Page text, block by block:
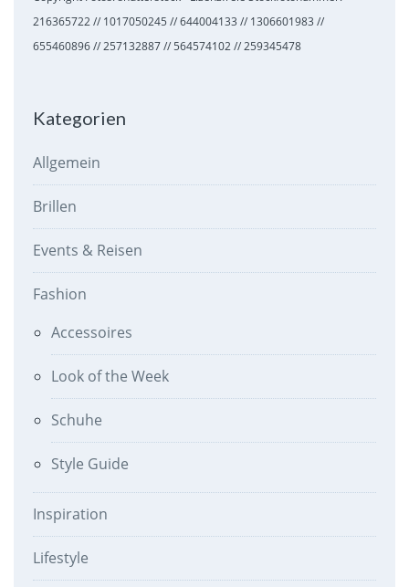
216365722 // 1017050245 // 644004133 // 1306601983 //
655460896 // 257132887 // 564574102 // 259345478
Kategorien
Allgemein
Brillen
Events & Reisen
Fashion
Accessoires
Look of the Week
Schuhe
Style Guide
Inspiration
Lifestyle